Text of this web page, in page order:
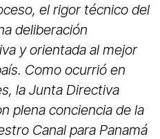
el rigor técnico del
deliberación
y orientada al mejor
Como ocurrió en
la Junta Directiva
plena conciencia de la
Canal para Panamá